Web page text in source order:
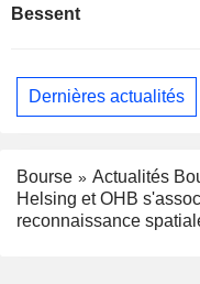
Bessent
Dernières actualités
Bourse
Actualités
Helsing et OHB
reconnaissance